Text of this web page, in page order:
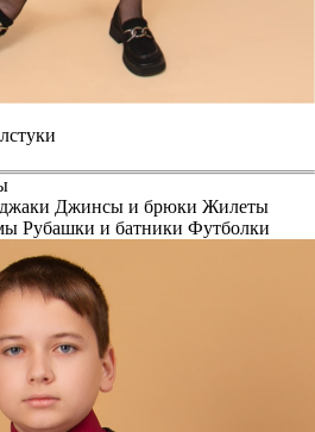
Джинсы и брюки Жилеты
Рубашки и батники Футболки